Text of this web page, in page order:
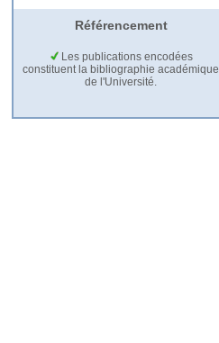
Référencement
Les publications encodées
constituent la bibliographie académique
de l'Université.